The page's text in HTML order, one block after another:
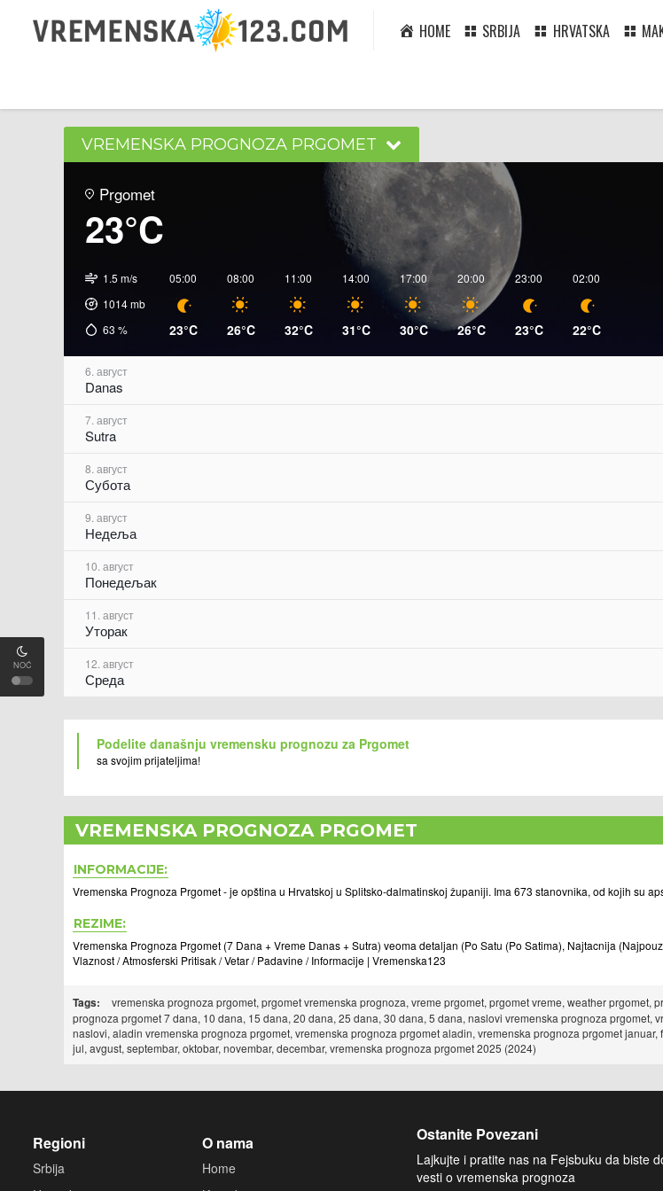
NOĆ
HOME SRBIJA HRVATSKA
VREMENSKA PROGNOZA PRGOMET
Prgomet
23°C
1.5 m/s
1014mb
63 %
05:00
23°C
08:00
26°C
11:00
32°C
14:00
31°C
17:00
30°C
20:00
26°C
23:00
23°C
02:00
22°C
6. август
Danas
7. август
Sutra
8. август
Субота
9. август
Недеља
10. август
Понедељак
11. август
Уторак
12. август
Среда
Podelite današnju vremensku prognozu za Prgomet
sa svojim prijateljima!
VREMENSKA PROGNOZA PRGOMET
INFORMACIJE:
Vremenska Prognoza Prgomet - je opština u Hrvatskoj u Splitsko-dalmatinskoj županiji. Ima 673 stanovnika, od kojih su
REZIME:
Vremenska Prognoza Prgomet (7 Dana + Vreme Danas + Sutra) veoma detaljan (Po Satu (Po Satima), Najtacnija
Vlaznost / Atmosferski Pritisak / Vetar / Padavine / Informacije | Vremenska123
Tags:
vremenska prognoza prgomet, prgomet vremenska prognoza, vreme prgomet, prgomet vreme, weather prgomet,
prognoza prgomet 7 dana, 10 dana, 15 dana, 20 dana, 25 dana, 30 dana, 5 dana, naslovi vremenska prognoza prgomet,
naslovi, aladin vremenska prognoza prgomet, vremenska prognoza prgomet aladin, vremenska prognoza prgomet januar,
jul, avgust, septembar, oktobar, novembar, decembar, vremenska prognoza prgomet 2025 (2024)
Regioni
Srbija
O nama
Home
Ostanite Povezani
Lajkujte i pratite nas na Fejsbuku da biste
vesti o vremenska prognoza